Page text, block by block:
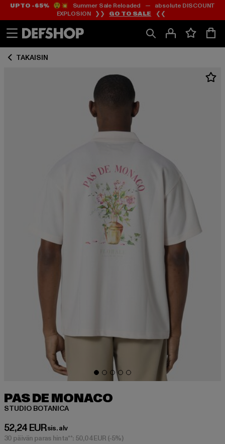
Siirry
Sisältö
Siirry
Footer
UP TO -65%😲💥 Summer Sale Reloaded — absolute DISCOUNT
EXPLOSION ❯❯ GO TO SALE ❮❮
TAKAISIN
PAS DE MONACO
STUDIO BOTANICA
52,24 EUR
Ajankohtainen hinta: 52,24 EUR
sis. alv
30 päivän paras hinta**: 50,04 EUR (-5%)